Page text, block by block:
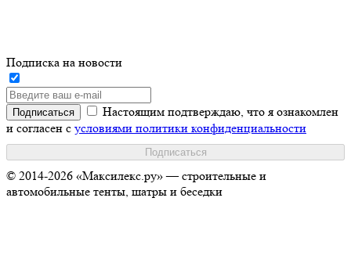
Подписка на новости
Настоящим подтверждаю, что я ознакомлен
и согласен с условиями политики конфиденциальности
© 2014-2026 «Максилекс.ру» — строительные и
автомобильные тенты, шатры и беседки